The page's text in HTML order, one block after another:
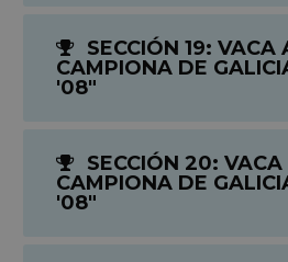
SECCIÓN 19: VACA
CAMPIONA DE
'08"
SECCIÓN 20: VACA
CAMPIONA DE
'08"